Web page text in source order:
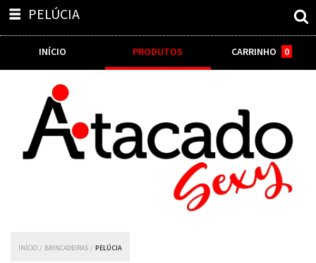
PELÚCIA
INÍCIO PRODUTOS CARRINHO 0
INÍCIO / BRINCADEIRAS / PELÚCIA